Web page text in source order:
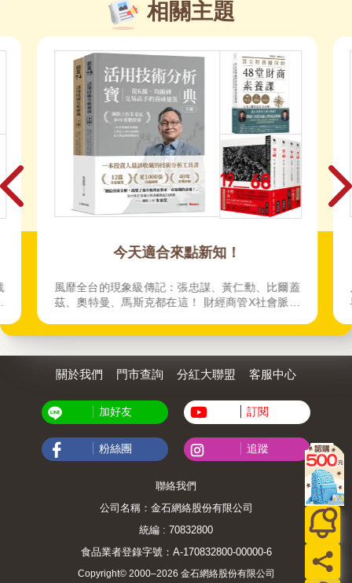
相關主題
今天適合來點新知！
風靡全台的現象級傳記：張忠謀、黃仁勳、比爾蓋
茲、奧特曼、馬斯克都在這！ 財經商管X社會脈動
關於我們 門市查詢 分紅大聯盟 客服中心
加好友 訂閱
粉絲團 追蹤
聯絡我們
公司名稱：金石網絡股份有限公司
統編 : 70832800
食品業者登錄字號：A-170832800-00000-6
Copyright© 2000–2026 金石網絡股份有限公司